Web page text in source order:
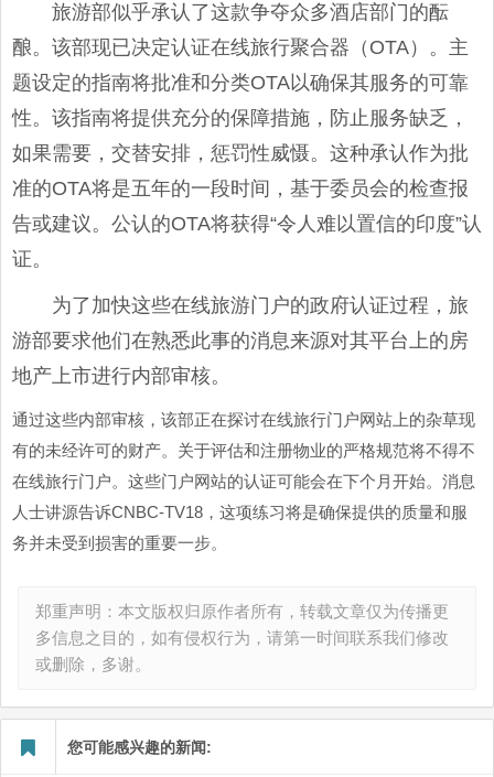
旅游部似乎承认了这款争夺众多酒店部门的酝
酿。该部现已决定认证在线旅行聚合器（OTA）。主
题设定的指南将批准和分类OTA以确保其服务的可靠
性。该指南将提供充分的保障措施，防止服务缺乏，
如果需要，交替安排，惩罚性威慑。这种承认作为批
准的OTA将是五年的一段时间，基于委员会的检查报
告或建议。公认的OTA将获得“令人难以置信的印度”认
证。
为了加快这些在线旅游门户的政府认证过程，旅
游部要求他们在熟悉此事的消息来源对其平台上的房
地产上市进行内部审核。
通过这些内部审核，该部正在探讨在线旅行门户网站上的杂草现
有的未经许可的财产。关于评估和注册物业的严格规范将不得不
在线旅行门户。这些门户网站的认证可能会在下个月开始。消息
人士讲源告诉CNBC-TV18，这项练习将是确保提供的质量和服
务并未受到损害的重要一步。
郑重声明：本文版权归原作者所有，转载文章仅为传播更
多信息之目的，如有侵权行为，请第一时间联系我们修改
或删除，多谢。
您可能感兴趣的新闻: